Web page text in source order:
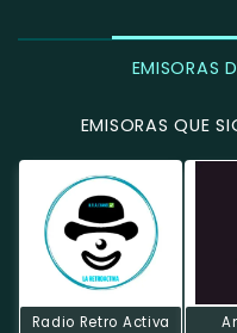
EMISORAS
EMISORAS QUE
Radio Retro Activa